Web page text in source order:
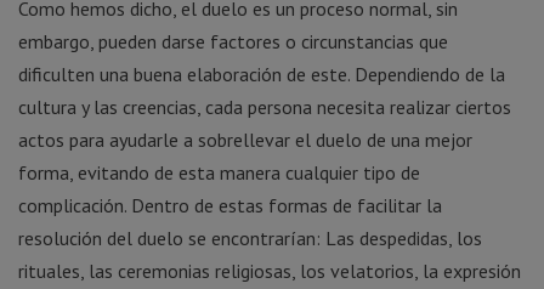
Como hemos dicho, el duelo es un proceso normal, sin
embargo, pueden darse factores o circunstancias que
dificulten una buena elaboración de este. Dependiendo de la
cultura y las creencias, cada persona necesita realizar ciertos
actos para ayudarle a sobrellevar el duelo de una mejor
forma, evitando de esta manera cualquier tipo de
complicación. Dentro de estas formas de facilitar la
resolución del duelo se encontrarían: Las despedidas, los
rituales, las ceremonias religiosas, los velatorios, la expresión